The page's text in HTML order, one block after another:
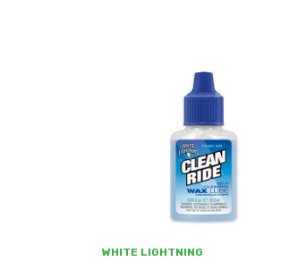
WHITE LIGHTNING